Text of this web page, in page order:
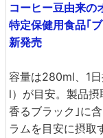
コーヒー豆由来の
特定保健用食品｢
新発売
容量は280ml、1
l）が目安。製品
香るブラック｣に
ラムを目安に摂取